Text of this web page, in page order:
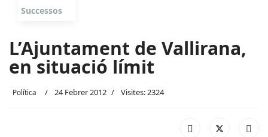
Successos
L’Ajuntament de Vallirana,
en situació límit
Política 24 Febrer 2012 Visites: 2324